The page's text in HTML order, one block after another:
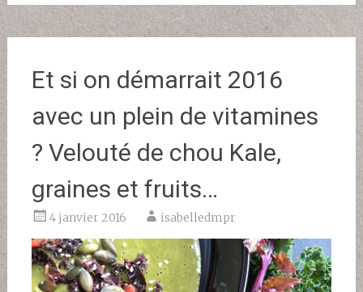
Et si on démarrait 2016
avec un plein de vitamines
? Velouté de chou Kale,
graines et fruits…
4 janvier 2016 isabelledmpr